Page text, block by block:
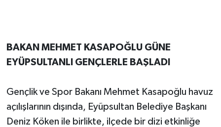
BAKAN MEHMET KASAPOĞLU GÜNE
EYÜPSULTANLI GENÇLERLE BAŞLADI
Gençlik ve Spor Bakanı Mehmet Kasapoğlu havuz
açılışlarının dışında, Eyüpsultan Belediye Başkanı
Deniz Köken ile birlikte, ilçede bir dizi etkinliğe